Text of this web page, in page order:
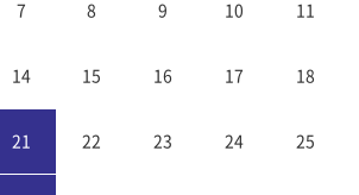
7 8 9 10 11
14 15 16 17 18
21 22 23 24 25